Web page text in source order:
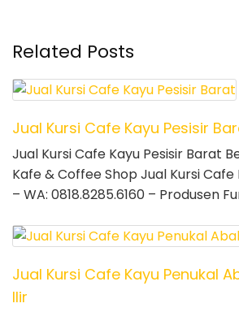
Related Posts
Jual Kursi Cafe Kayu Pesisir
Jual Kursi Cafe Kayu Pesisir Barat
Kafe & Coffee Shop Jual Kursi Cafe
– WA: 0818.8285.6160 – Produsen
Jual Kursi Cafe Kayu Penukal
Ilir